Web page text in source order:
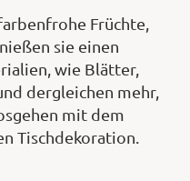
Früchte,
sie einen
wie Blätter,
dergleichen mehr,
mit dem
Tischdekoration.